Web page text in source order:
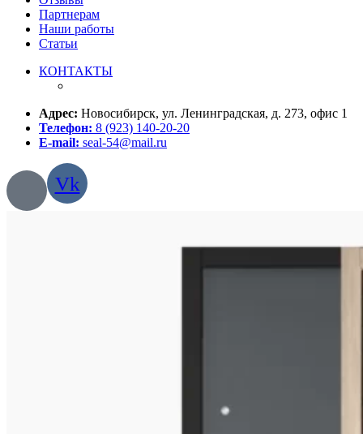
Партнерам
Наши работы
Статьи
КОНТАКТЫ
Адрес: Новосибирск, ул. Ленинградская, д. 273, офис 1
Телефон: 8 (923) 140-20-20
E-mail: seal-54@mail.ru
Vk